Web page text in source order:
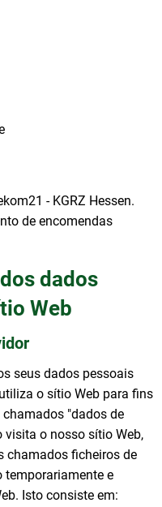
- KGRZ Hessen.
de encomendas
dados
Web
seus dados pessoais
o sítio Web para fins
"dados de
visita o nosso sítio Web,
chamados ficheiros de
temporariamente e
Isto consiste em: